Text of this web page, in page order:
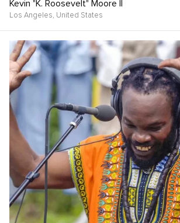
Kevin "K. Roosevelt" Moore II
Los Angeles, United States